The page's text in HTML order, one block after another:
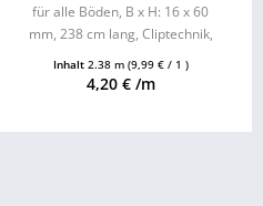
für alle Böden, B x H: 16 x 60
mm, 238 cm lang, Cliptechnik,
erhältlich
Inhalt 2.38 m (9,99 € / 1 )
4,20 € /m